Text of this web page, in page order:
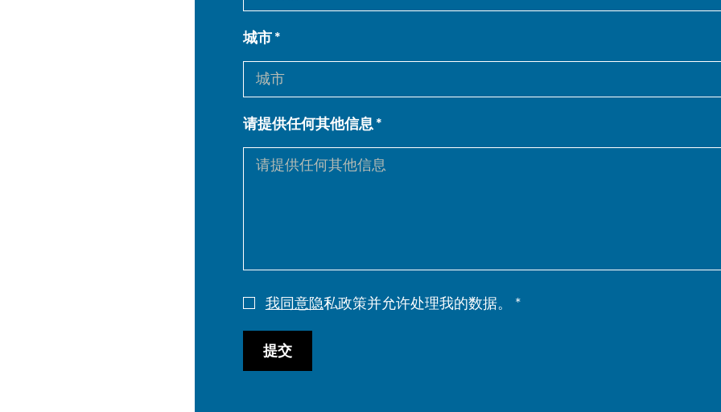
城市
请提供任何其他信息
我同意隐私政策并允许处理我的数据。
提交
EN NL FR
DE IT ES